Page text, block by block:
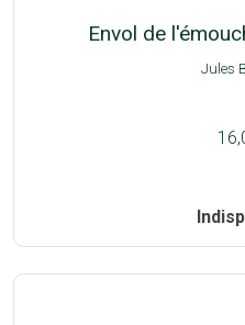
Envol de
Jules